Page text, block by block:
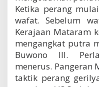
i
3
Ketika perang
wafat. Sebelum
Kerajaan Mataram
mengangkat putra
Buwono III.
menerus. Pangeran
taktik perang